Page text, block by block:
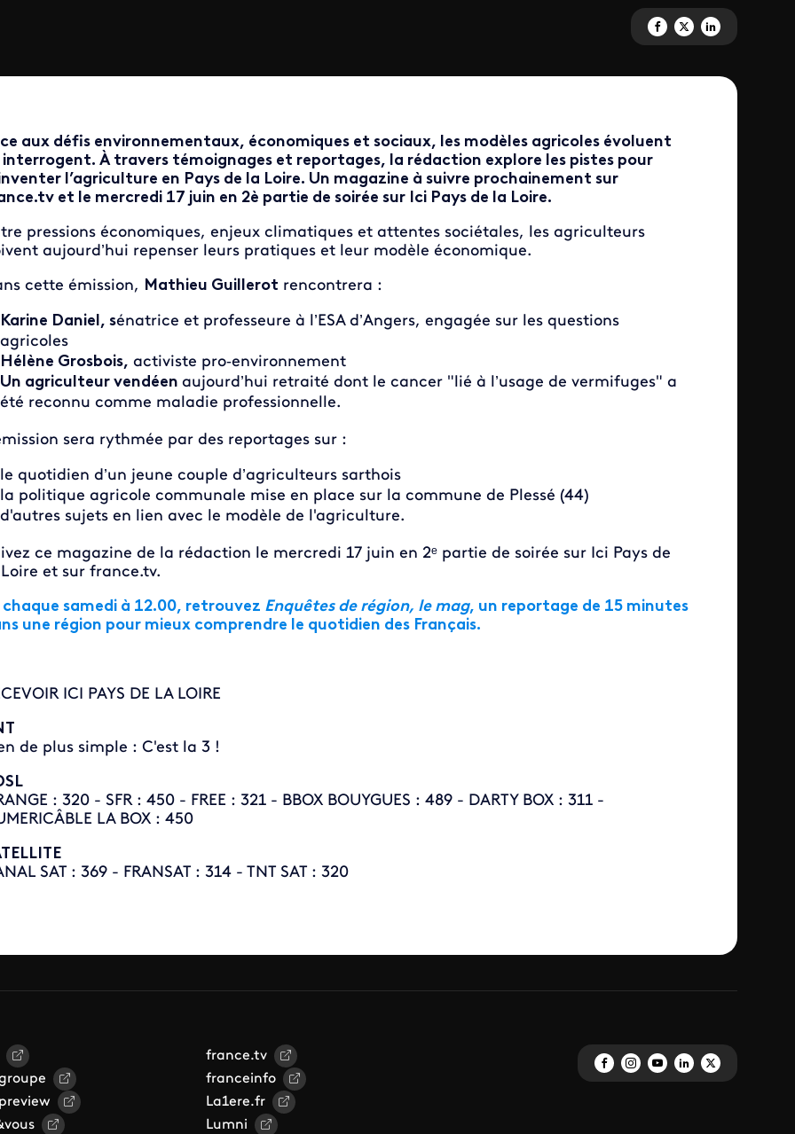
Partagez 'Enquêtes de région'
Partagez 'Enquêtes de
Partagez
aux défis environnementaux, économiques et sociaux, les modèles agricoles évoluent
À travers témoignages et reportages, la rédaction explore les pistes pour
l’agriculture en Pays de la Loire. Un magazine à suivre prochainement sur
et le mercredi 17 juin en 2è partie de soirée sur Ici Pays de la Loire.
pressions économiques, enjeux climatiques et attentes sociétales, les agriculteurs
aujourd’hui repenser leurs pratiques et leur modèle économique.
cette émission, Mathieu Guillerot rencontrera :
Karine Daniel, sénatrice et professeure à l’ESA d’Angers, engagée sur les questions
agricoles
Hélène Grosbois, activiste pro‑environnement
Un agriculteur vendéen aujourd’hui retraité dont le cancer "lié à l’usage de vermifuges" a
été reconnu comme maladie professionnelle.
sera rythmée par des reportages sur :
le quotidien d’un jeune couple d’agriculteurs sarthois
la politique agricole communale mise en place sur la commune de Plessé (44)
d'autres sujets en lien avec le modèle de l'agriculture.
ce magazine de la rédaction le mercredi 17 juin en 2ᵉ partie de soirée sur Ici Pays de
et sur france.tv.
chaque samedi à 12.00, retrouvez Enquêtes de région, le mag, un reportage de 15 minutes
une région pour mieux comprendre le quotidien des Français.
ICI PAYS DE LA LOIRE
de plus simple : C'est la 3 !
: 320 - SFR : 450 - FREE : 321 - BBOX BOUYGUES : 489 - DARTY BOX : 311 -
LA BOX : 450
SAT : 369 - FRANSAT : 314 - TNT SAT : 320
france.tv
franceinfo
La1ere.fr
Lumni